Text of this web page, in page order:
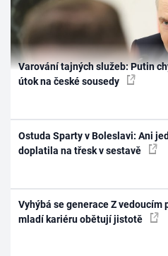
Varování tajných služeb: Putin
útok na české sousedy
Ostuda Sparty v Boleslavi: Ani
doplatila na třesk v sestavě
Vyhýbá se generace Z
mladí kariéru obětují jistotě